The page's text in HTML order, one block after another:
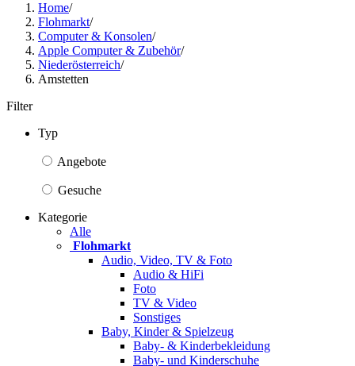
Home/
Flohmarkt/
Computer & Konsolen/
Apple Computer & Zubehör/
Niederösterreich/
Amstetten
Filter
Typ
Angebote
Gesuche
Kategorie
Alle
Flohmarkt
Audio, Video, TV & Foto
Audio & HiFi
Foto
TV & Video
Sonstiges
Baby, Kinder & Spielzeug
Baby- & Kinderbekleidung
Baby- und Kinderschuhe